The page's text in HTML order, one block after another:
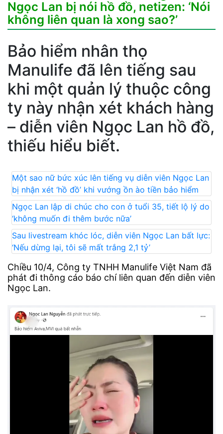
Ngọc Lan bị nói hồ đồ, netizen: ‘Nói
không liên quan là xong sao?’
Bảo hiểm nhân thọ
Manulife đã lên tiếng sau
khi một quản lý thuộc công
ty này nhận xét khách hàng
– diễn viên Ngọc Lan hồ đồ,
thiếu hiểu biết.
Một sao nữ bức xúc lên tiếng vụ diễn viên Ngọc Lan
bị nhận xét ‘hồ đồ’ khi vướng ồn ào tiền bảo hiểm
Ngọc Lan lập di chúc cho con ở tuổi 35, tiết lộ lý do
‘không muốn đi thêm bước nữa’
Sau livestream khóc lóc, diễn viên Ngọc Lan bất lực:
‘Nếu dừng lại, tôi sẽ mất trắng 2,1 tỷ’
Chiều 10/4, Công ty TNHH Manulife Việt Nam đã
phát đi thông cáo báo chí liên quan đến diễn viên
Ngọc Lan.